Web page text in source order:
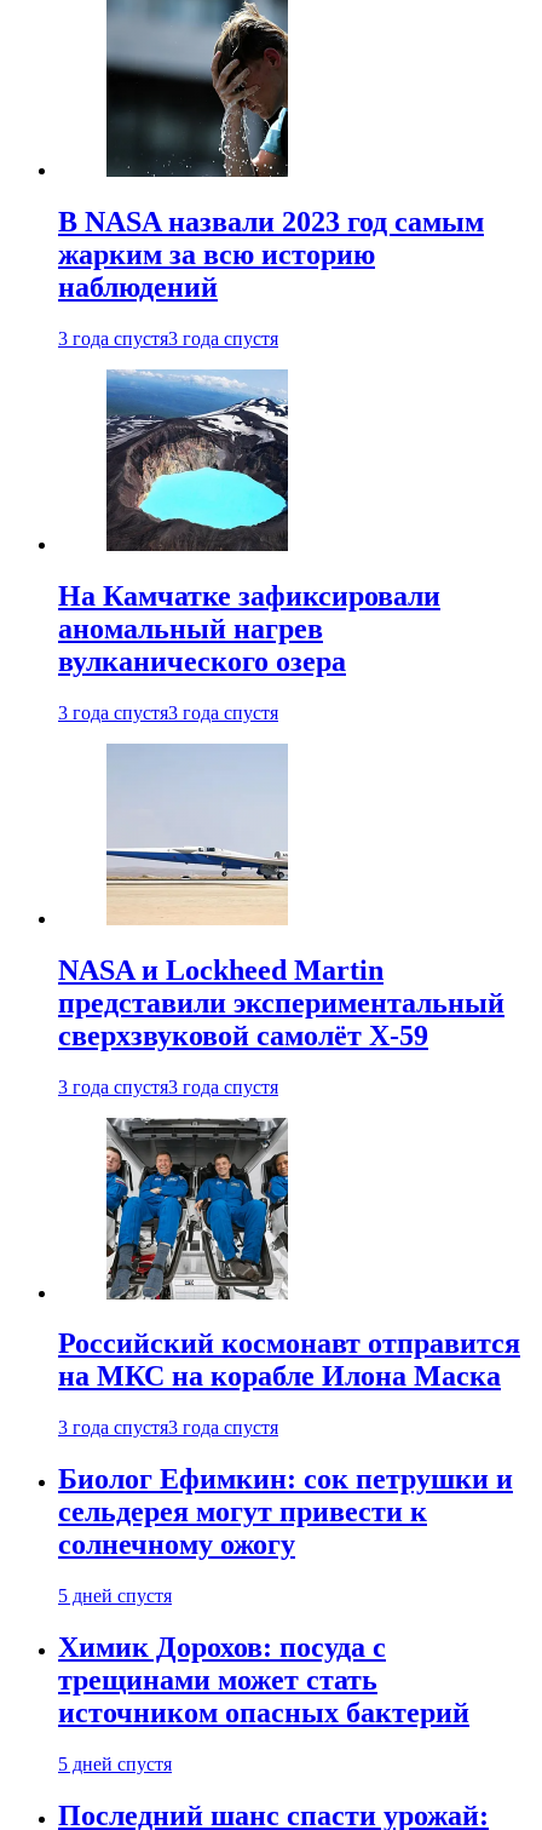
В NASA назвали 2023 год самым
жарким за всю историю
наблюдений
3 года спустя3 года спустя
На Камчатке зафиксировали
аномальный нагрев
вулканического озера
3 года спустя3 года спустя
NASA и Lockheed Martin
представили экспериментальный
сверхзвуковой самолёт X-59
3 года спустя3 года спустя
Российский космонавт отправится
на МКС на корабле Илона Маска
3 года спустя3 года спустя
Биолог Ефимкин: сок петрушки и
сельдерея могут привести к
солнечному ожогу
5 дней спустя
Химик Дорохов: посуда с
трещинами может стать
источником опасных бактерий
5 дней спустя
Последний шанс спасти урожай: